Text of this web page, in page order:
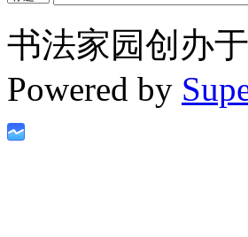
书法家园创办
Powered by